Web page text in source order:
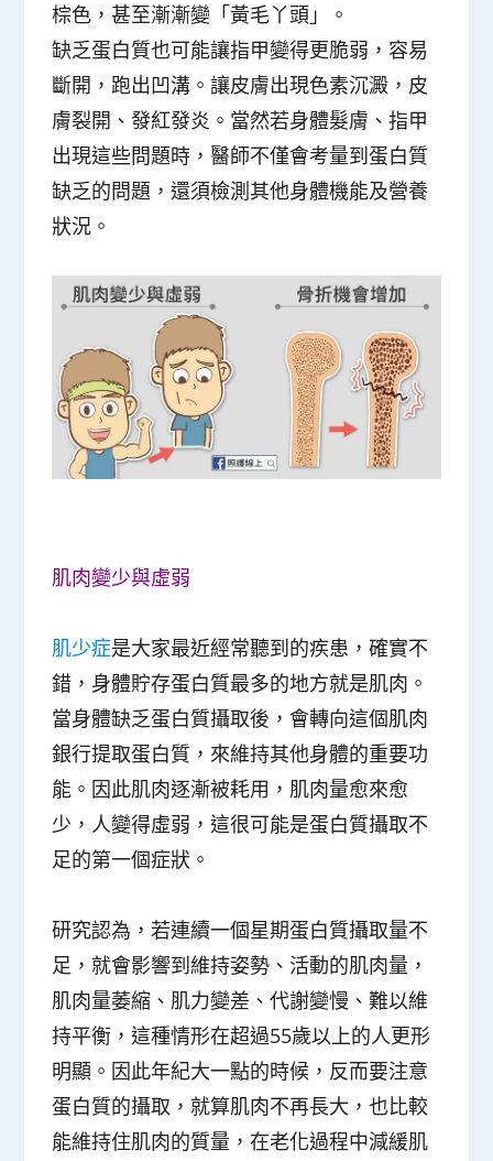
棕色，甚至漸漸變「黃毛丫頭」。
缺乏蛋白質也可能讓指甲變得更脆弱，容易
斷開，跑出凹溝。讓皮膚出現色素沉澱，皮
膚裂開、發紅發炎。當然若身體髮膚、指甲
出現這些問題時，醫師不僅會考量到蛋白質
缺乏的問題，還須檢測其他身體機能及營養
狀況。
肌肉變少與虛弱
肌少症是大家最近經常聽到的疾患，確實不
錯，身體貯存蛋白質最多的地方就是肌肉。
當身體缺乏蛋白質攝取後，會轉向這個肌肉
銀行提取蛋白質，來維持其他身體的重要功
能。因此肌肉逐漸被耗用， 肌肉量愈來愈
少，人變得虛弱，這很可能是蛋白質攝取不
足的第一個症狀 。
研究認為，若連續一個星期蛋白質攝取量不
足，就會影響到維持姿勢、活動的肌肉量，
肌肉量萎縮、肌力變差、代謝變慢、難以維
持平衡，這種情形在超過55歲以上的人更形
明顯。因此年紀大一點的時候，反而要注意
蛋白質的攝取 ，就算肌肉不再長大，也比較
能維持住肌肉的質量，在老化過程中減緩肌